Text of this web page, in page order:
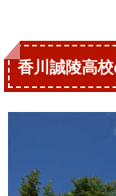
香川誠陵高